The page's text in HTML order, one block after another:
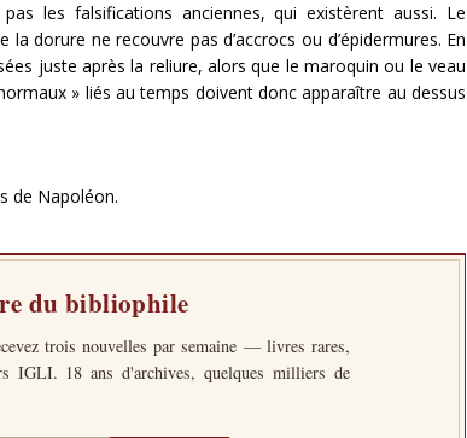
les falsifications anciennes, qui existèrent aussi. Le
dorure ne recouvre pas d’accrocs ou d’épidermures. En
juste après la reliure, alors que le maroquin ou le veau
» liés au temps doivent donc apparaître au dessus
de Napoléon.
du bibliophile
trois nouvelles par semaine — livres rares,
IGLI. 18 ans d'archives, quelques milliers de